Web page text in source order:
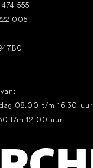
555
005
08.00 t/m 16.30 uur
t/m 12.00 uur.